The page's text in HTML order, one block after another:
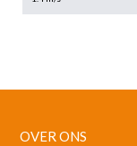
OVER ONS